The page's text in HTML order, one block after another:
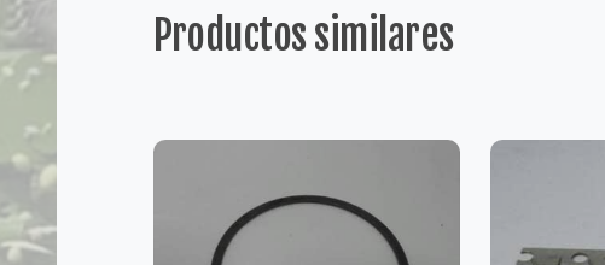
Productos similares